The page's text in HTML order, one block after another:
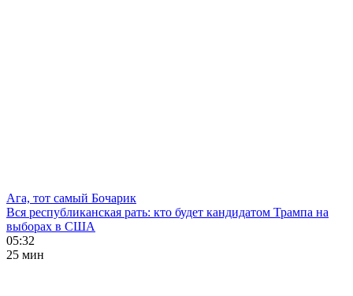
Ага, тот самый Бочарик
Вся республиканская рать: кто будет кандидатом Трампа на
выборах в США
05:32
25 мин